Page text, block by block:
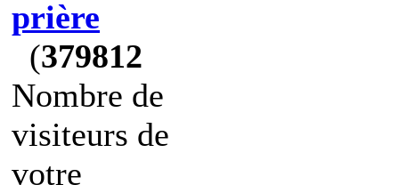
prière
(379812
Nombre de
visiteurs de
votre